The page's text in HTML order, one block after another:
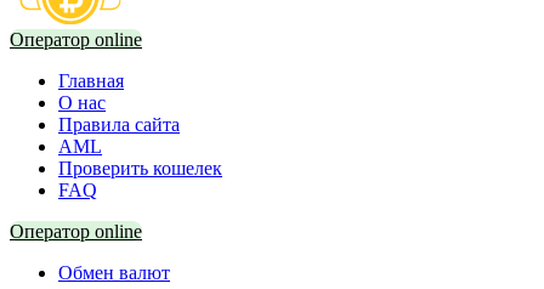
Оператор online
Главная
О нас
Правила сайта
AML
Проверить кошелек
FAQ
Оператор online
Обмен валют